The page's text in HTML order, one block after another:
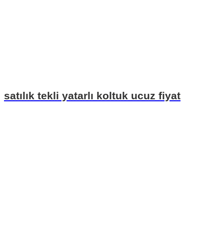
satılık tekli yatarlı koltuk ucuz fiyat